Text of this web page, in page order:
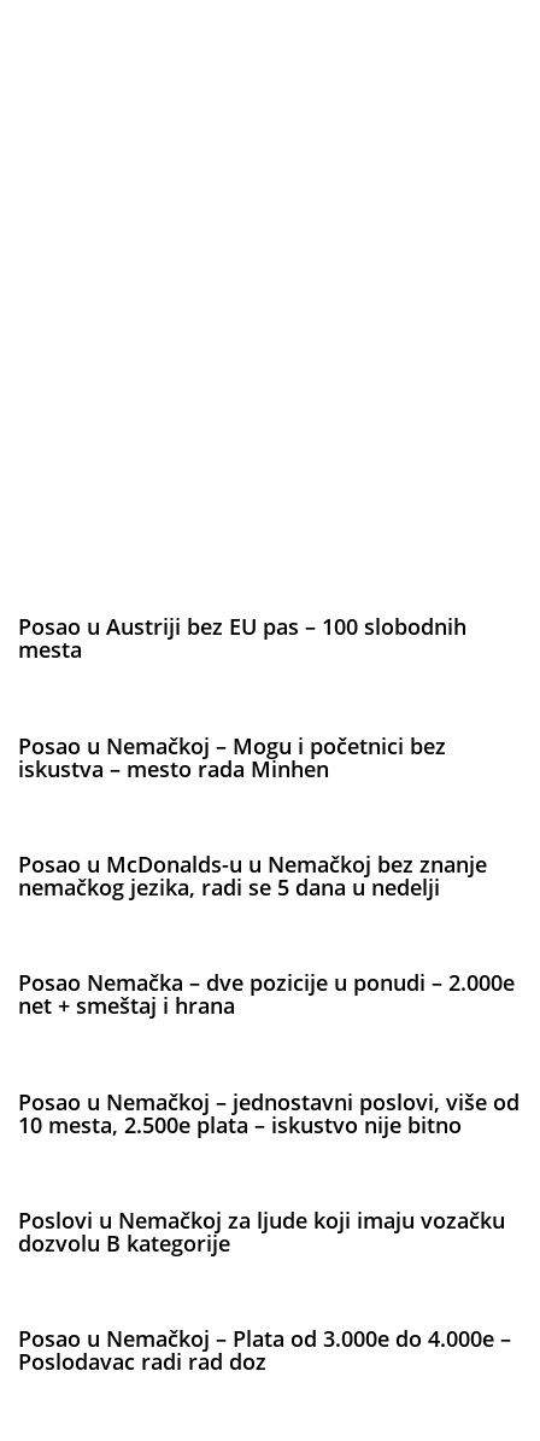
Posao u Austriji bez EU pas – 100 slobodnih
mesta
Posao u Nemačkoj – Mogu i početnici bez
iskustva – mesto rada Minhen
Posao u McDonalds-u u Nemačkoj bez znanje
nemačkog jezika, radi se 5 dana u nedelji
Posao Nemačka – dve pozicije u ponudi – 2.000e
net + smeštaj i hrana
Posao u Nemačkoj – jednostavni poslovi, više od
10 mesta, 2.500e plata – iskustvo nije bitno
Poslovi u Nemačkoj za ljude koji imaju vozačku
dozvolu B kategorije
Posao u Nemačkoj – Plata od 3.000e do 4.000e –
Poslodavac radi rad doz